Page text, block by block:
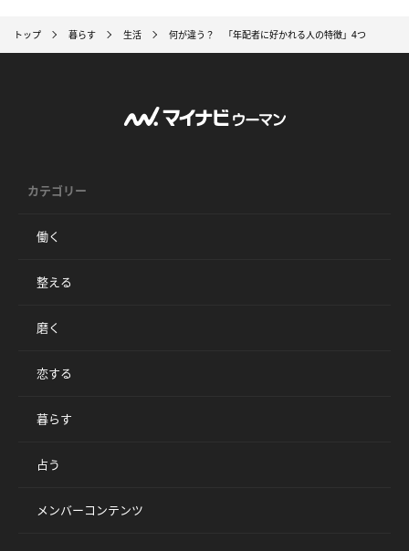
トップ 暮らす 生活 何が違う？ 「年配者に好かれる人の特徴」4つ
カテゴリー
働く
整える
磨く
恋する
暮らす
占う
メンバーコンテンツ